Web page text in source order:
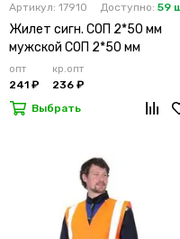
Артикул: 17910 Доступно: 59
Жилет сигн. СОП 2*50 мм
мужской СОП 2*50 мм
опт
241 ₽
кр.опт
236 ₽
Выбрать